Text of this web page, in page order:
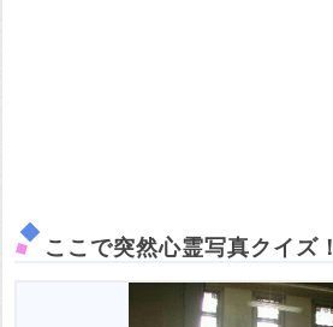
ここで突然心霊写真クイズ！